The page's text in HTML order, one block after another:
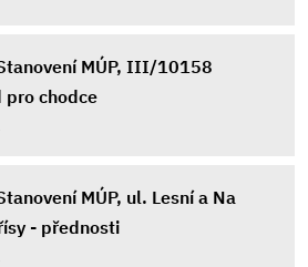
MÚP, III/10158
pro chodce
MÚP, ul. Lesní a Na
- přednosti